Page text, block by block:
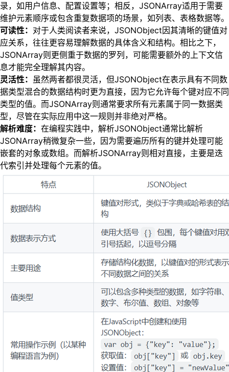
录，如用户信息、配置设置等；相反，JSONArray适用于需要
维护元素顺序或包含重复数据项的场景，如列表、表格数据等。
可读性： 对于人类阅读者来说，JSONObject因其清晰的键值对
应关系，往往更容易理解数据的具体含义和结构。相比之下，
JSONArray则更侧重于数据的罗列，可能需要额外的上下文信
息才能完全理解其内容。
灵活性： 虽然两者都很灵活，但JSONObject在表示具有不同数
据类型混合的数据结构时更为直接，因为它允许每个键对应不同
类型的值。而JSONArray则通常要求所有元素属于同一数据类
型，尽管在实际应用中这一规则并非绝对严格。
解析难度： 在编程实践中，解析JSONObject通常比解析
JSONArray稍微复杂一些，因为需要遍历所有的键并处理可能
嵌套的对象或数组。而解析JSONArray则相对直接，主要是迭
代索引并处理每个元素的值。